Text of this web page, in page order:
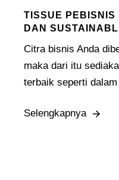
TISSUE PEBISNIS
DAN
Citra bisnis Anda
maka dari itu
terbaik seperti
Selengkapnya